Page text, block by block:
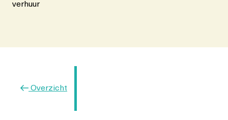
verhuur
VorigOverzicht